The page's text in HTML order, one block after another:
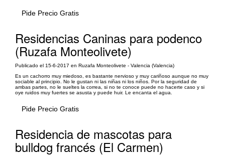
Pide Precio Gratis
Residencias Caninas para podenco
(Ruzafa Monteolivete)
Publicado el 15-6-2017 en Ruzafa Monteolivete - Valencia (Valencia)
Es un cachorro muy miedoso, es bastante nervioso y muy cariñoso aunque no muy
sociable al principio. No le gustan ni las niñas ni los niños. Por la seguridad de
ambas partes, no le sueltes la correa, si no te conoce puede no hacerte caso y si
oye ruidos muy fuertes se asusta y puede huir. Le encanta el agua.
Pide Precio Gratis
Residencia de mascotas para
bulldog francés (El Carmen)